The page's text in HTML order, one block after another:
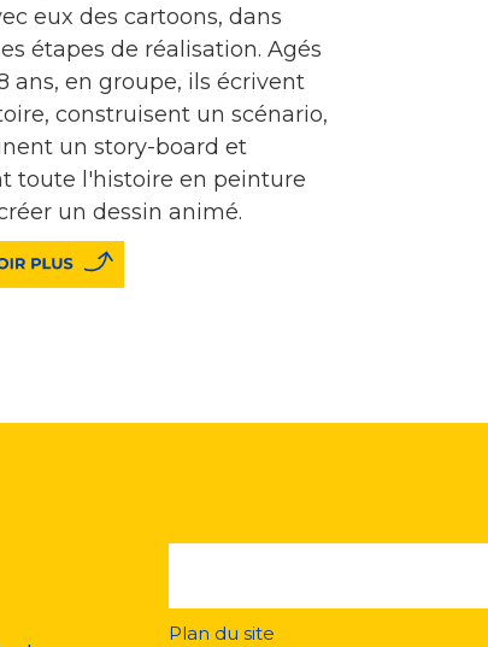
eux des cartoons, dans
étapes de réalisation. Agés
ans, en groupe, ils écrivent
construisent un scénario,
un story-board et
toute l'histoire en peinture
un dessin animé.
Plan du site